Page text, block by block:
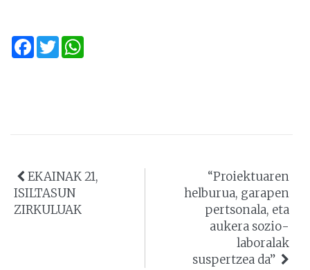
Facebook
Twitter
EKAINAK 21,
ISILTASUN
ZIRKULUAK
“Proiektuaren
helburua, garapen
pertsonala, eta
aukera sozio-
laboralak
suspertzea da”